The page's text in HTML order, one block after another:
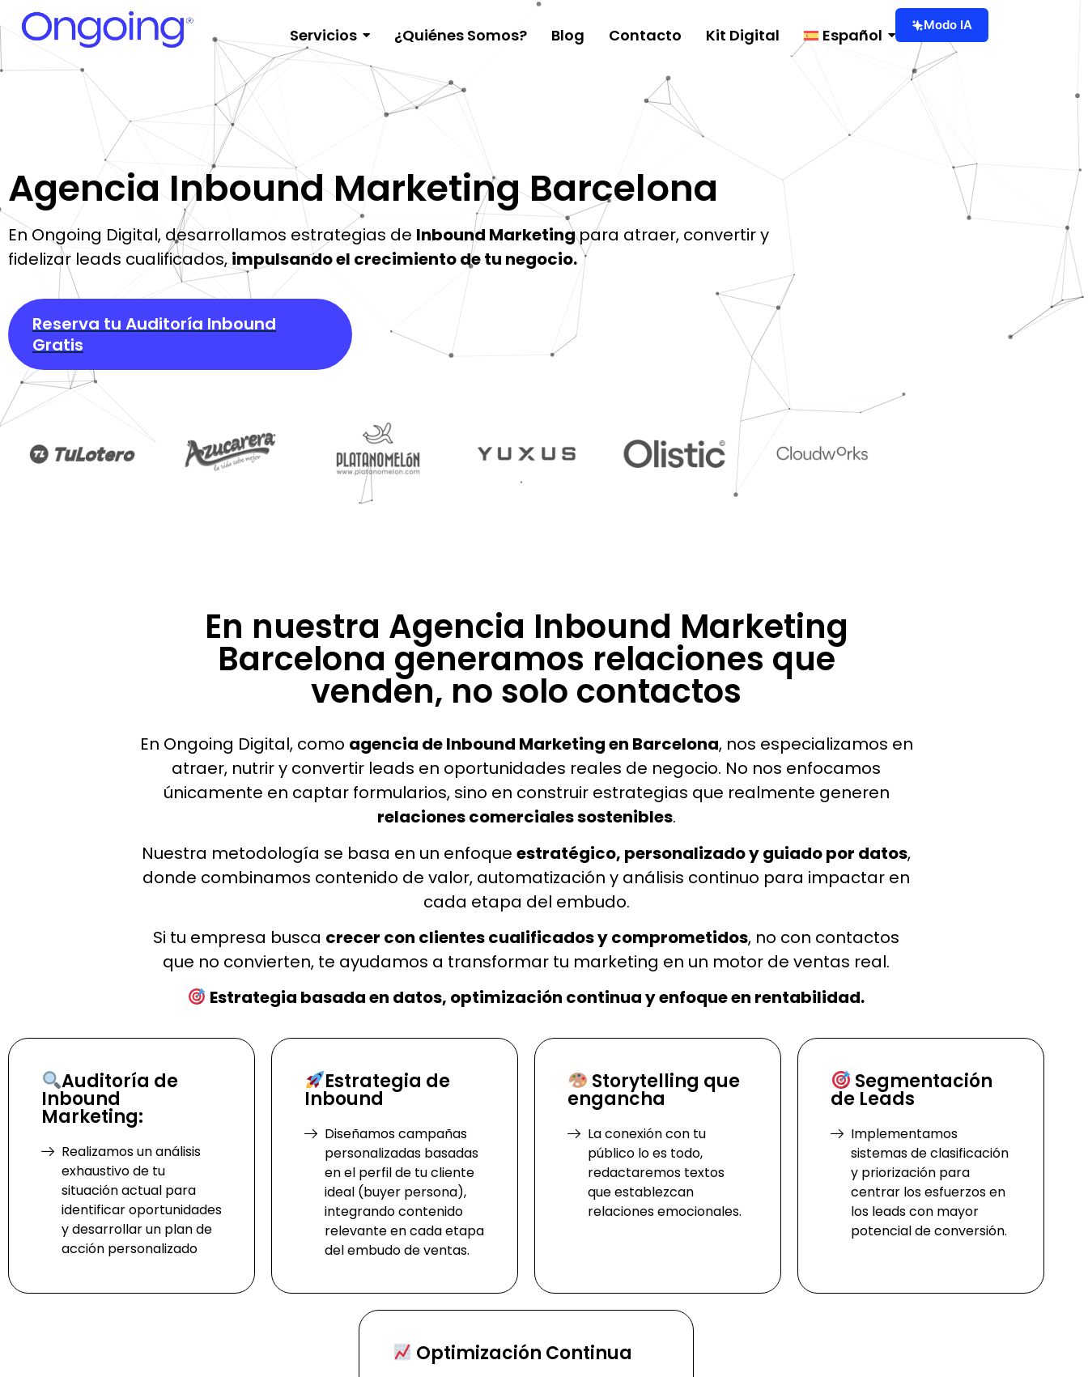
Servicios ¿Quiénes Somos? Blog Contacto Kit Digital Español
Modo IA
Agencia Inbound Marketing Barcelona
En Ongoing Digital, desarrollamos estrategias de Inbound Marketingpara atraer, convertir y
fidelizar leads cualificados,impulsando el crecimiento de tu negocio.
Reserva tu Auditoría Inbound
Gratis
En nuestra Agencia Inbound Marketing
Barcelona generamos relaciones que
venden, no solo contactos
En Ongoing Digital, como agencia de Inbound Marketing en Barcelona, nos especializamos en
atraer, nutrir y convertir leads en oportunidades reales de negocio. No nos enfocamos
únicamente en captar formularios, sino en construir estrategias que realmente generen
relaciones comerciales sostenibles.
Nuestra metodología se basa en un enfoque estratégico, personalizado y guiado por datos,
donde combinamos contenido de valor, automatización y análisis continuo para impactar en
cada etapa del embudo.
Si tu empresa busca crecer con clientes cualificados y comprometidos, no con contactos
que no convierten, te ayudamos a transformar tu marketing en un motor de ventas real.
Estrategia basada en datos, optimización continua y enfoque en rentabilidad.
Auditoría de
Inbound
Marketing:
Realizamos un análisis
exhaustivo de tu
situación actual para
identificar oportunidades
y desarrollar un plan de
acción personalizado
Estrategia de
Inbound
Diseñamos campañas
personalizadas basadas
en el perfil de tu cliente
ideal (buyer persona),
integrando contenido
relevante en cada etapa
del embudo de ventas.
Storytelling que
engancha
La conexión con tu
público lo es todo,
redactaremos textos
que establezcan
relaciones emocionales.
Segmentación
de Leads
Implementamos
sistemas de clasificación
y priorización para
centrar los esfuerzos en
los leads con mayor
potencial de conversión.
Optimización Continua